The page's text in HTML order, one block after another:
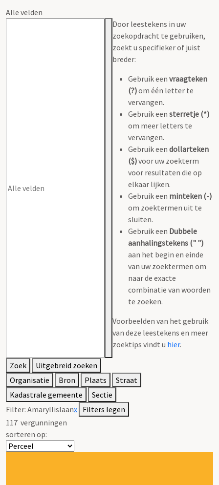
Alle velden
Door leestekens in uw
zoekopdracht te gebruiken,
zoekt u specifieker of juist
breder:
Gebruik een vraagteken
(?)om één letter te
vervangen.
Gebruik een sterretje (*)
om meer letters te
vervangen.
Gebruik een dollarteken
($)voor uw zoekterm
voor resultaten die op
elkaar lijken.
Gebruik een minteken (-)
om zoektermen uit te
sluiten.
Gebruik een Dubbele
aanhalingstekens (" ")
aan het begin en einde
van uw zoektermen om
naar de exacte
combinatie van woorden
te zoeken.
Voorbeelden van het gebruik
van deze leestekens en meer
zoektips vindt u hier.
Zoek
Uitgebreid zoeken
Organisatie
Bron Plaats
Straat
Kadastrale gemeente
Sectie
Filter: Amaryllislaanx Filters legen
117 vergunningen
sorteren op: